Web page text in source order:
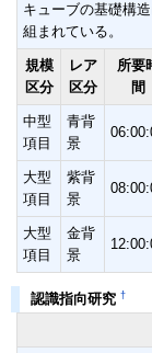
キューブの基礎構
組まれている。
規模
区分
レア
区分
所要
間
中型
項目
青背
景
大型
項目
紫背
景
大型
項目
金背
景
認識指向研究 †